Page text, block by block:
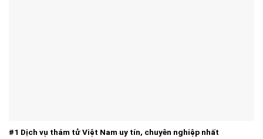
#1 Dịch vụ thám tử Việt Nam uy tín, chuyên nghiệp nhất